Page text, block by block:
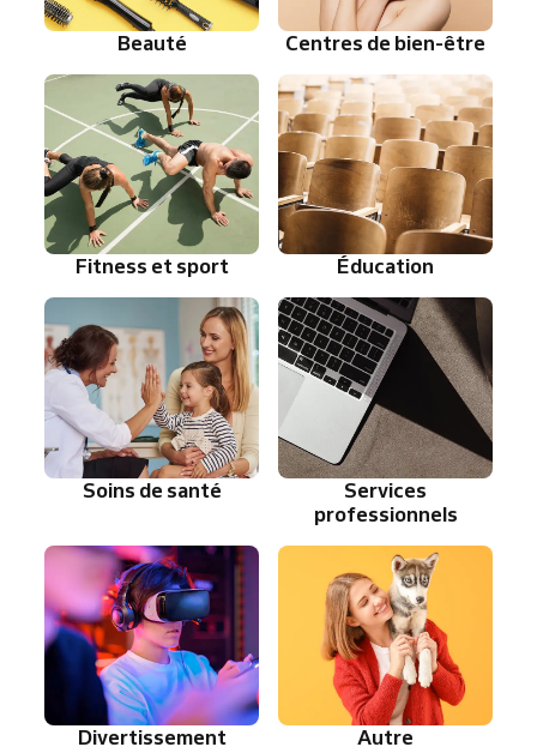
Beauté Centres de bien-être
Fitness et sport Éducation
Soins de santé
Services
professionnels
Divertissement Autre